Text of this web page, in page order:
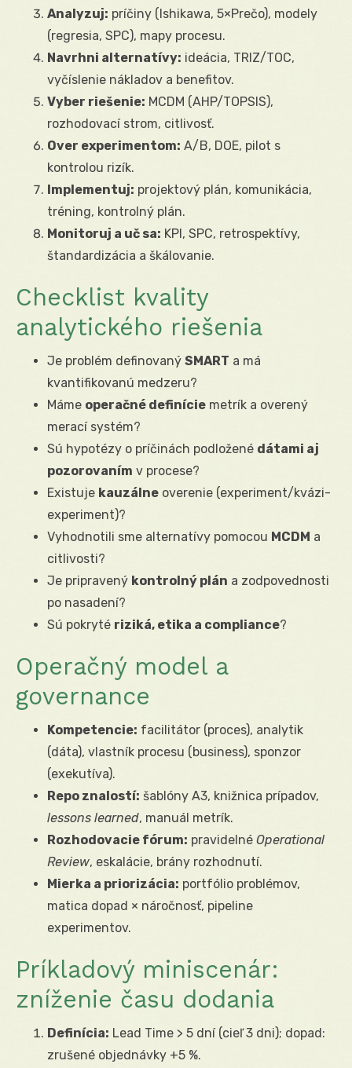
Analyzuj: príčiny (Ishikawa, 5×Prečo), modely
(regresia, SPC), mapy procesu.
Navrhni alternatívy: ideácia, TRIZ/TOC,
vyčíslenie nákladov a benefitov.
Vyber riešenie: MCDM (AHP/TOPSIS),
rozhodovací strom, citlivosť.
Over experimentom: A/B, DOE, pilot s
kontrolou rizík.
Implementuj: projektový plán, komunikácia,
tréning, kontrolný plán.
Monitoruj a uč sa: KPI, SPC, retrospektívy,
štandardizácia a škálovanie.
Checklist kvality
analytického riešenia
Je problém definovaný SMART a má
kvantifikovanú medzeru?
Máme operačné definície metrík a overený
merací systém?
Sú hypotézy o príčinách podložené dátami aj
pozorovaním v procese?
Existuje kauzálne overenie (experiment/kvázi-
experiment)?
Vyhodnotili sme alternatívy pomocou MCDM a
citlivosti?
Je pripravený kontrolný plán a zodpovednosti
po nasadení?
Sú pokryté riziká, etika a compliance?
Operačný model a
governance
Kompetencie: facilitátor (proces), analytik
(dáta), vlastník procesu (business), sponzor
(exekutíva).
Repo znalostí: šablóny A3, knižnica prípadov,
lessons learned, manuál metrík.
Rozhodovacie fórum: pravidelné Operational
Review, eskalácie, brány rozhodnutí.
Mierka a priorizácia: portfólio problémov,
matica dopad × náročnosť, pipeline
experimentov.
Príkladový miniscenár:
zníženie času dodania
Definícia: Lead Time > 5 dní (cieľ 3 dni); dopad:
zrušené objednávky +5 %.